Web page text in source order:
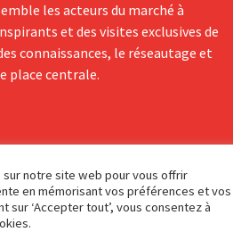
les acteurs du marché à
et des visites exclusives de
connaissances, le réseautage et
place centrale.
notre site web pour vous offrir
en mémorisant vos préférences et vos
sur ‘Accepter tout’, vous consentez à